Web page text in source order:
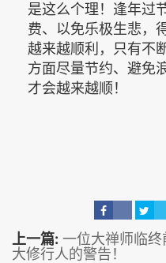
是这么个理！逢年过
费、以免乐极生悲，
越来越顺利，只有不
方面尽量节约、避免
才会越来越顺！
上一篇: 一位大禅师临
大修行人的警告！